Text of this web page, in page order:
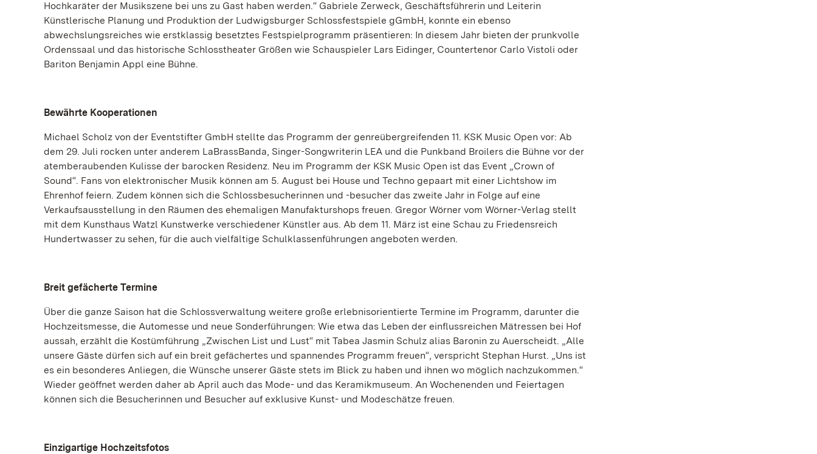
Hochkaräter der Musikszene bei uns zu Gast haben werden.“ Gabriele Zerweck, Geschäftsführerin und Leiterin
Künstlerische Planung und Produktion der Ludwigsburger Schlossfestspiele gGmbH, konnte ein ebenso
abwechslungsreiches wie erstklassig besetztes Festspielprogramm präsentieren: In diesem Jahr bieten der prunkvolle
Ordenssaal und das historische Schlosstheater Größen wie Schauspieler Lars Eidinger, Countertenor Carlo Vistoli oder
Bariton Benjamin Appl eine Bühne.
Bewährte Kooperationen
Michael Scholz von der Eventstifter GmbH stellte das Programm der genreübergreifenden 11. KSK Music Open vor: Ab
dem 29. Juli rocken unter anderem LaBrassBanda, Singer-Songwriterin LEA und die Punkband Broilers die Bühne vor der
atemberaubenden Kulisse der barocken Residenz. Neu im Programm der KSK Music Open ist das Event „Crown of
Sound“. Fans von elektronischer Musik können am 5. August bei House und Techno gepaart mit einer Lichtshow im
Ehrenhof feiern. Zudem können sich die Schlossbesucherinnen und -besucher das zweite Jahr in Folge auf eine
Verkaufsausstellung in den Räumen des ehemaligen Manufakturshops freuen. Gregor Wörner vom Wörner-Verlag stellt
mit dem Kunsthaus Watzl Kunstwerke verschiedener Künstler aus. Ab dem 11. März ist eine Schau zu Friedensreich
Hundertwasser zu sehen, für die auch vielfältige Schulklassenführungen angeboten werden.
Breit gefächerte Termine
Über die ganze Saison hat die Schlossverwaltung weitere große erlebnisorientierte Termine im Programm, darunter die
Hochzeitsmesse, die Automesse und neue Sonderführungen: Wie etwa das Leben der einflussreichen Mätressen bei Hof
aussah, erzählt die Kostümführung „Zwischen List und Lust“ mit Tabea Jasmin Schulz alias Baronin zu Auerscheidt. „Alle
unsere Gäste dürfen sich auf ein breit gefächertes und spannendes Programm freuen“, verspricht Stephan Hurst. „Uns ist
es ein besonderes Anliegen, die Wünsche unserer Gäste stets im Blick zu haben und ihnen wo möglich nachzukommen.“
Wieder geöffnet werden daher ab April auch das Mode- und das Keramikmuseum. An Wochenenden und Feiertagen
können sich die Besucherinnen und Besucher auf exklusive Kunst- und Modeschätze freuen.
Einzigartige Hochzeitsfotos